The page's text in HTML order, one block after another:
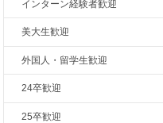
インターン経験者歓迎
美大生歓迎
外国人・留学生歓迎
24卒歓迎
25卒歓迎